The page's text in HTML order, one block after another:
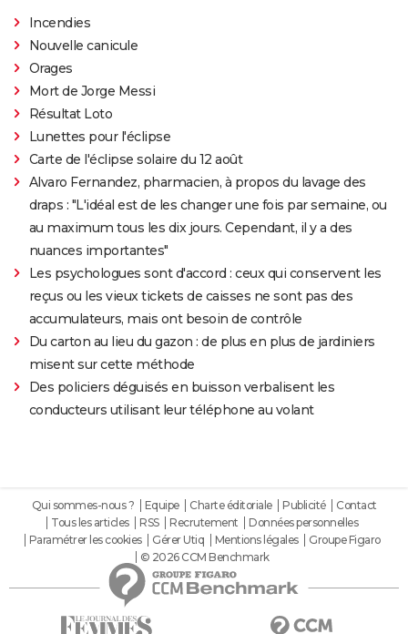
Incendies
Nouvelle canicule
Orages
Mort de Jorge Messi
Résultat Loto
Lunettes pour l'éclipse
Carte de l'éclipse solaire du 12 août
Alvaro Fernandez, pharmacien, à propos du lavage des
draps : "L'idéal est de les changer une fois par semaine, ou
au maximum tous les dix jours. Cependant, il y a des
nuances importantes"
Les psychologues sont d'accord : ceux qui conservent les
reçus ou les vieux tickets de caisses ne sont pas des
accumulateurs, mais ont besoin de contrôle
Du carton au lieu du gazon : de plus en plus de jardiniers
misent sur cette méthode
Des policiers déguisés en buisson verbalisent les
conducteurs utilisant leur téléphone au volant
Qui sommes-nous ? Equipe Charte éditoriale Publicité
Contact
Tous les articles
RSS Recrutement
Données personnelles
Paramétrer les cookies
Gérer Utiq Mentions légales
Groupe Figaro
© 2026 CCM Benchmark